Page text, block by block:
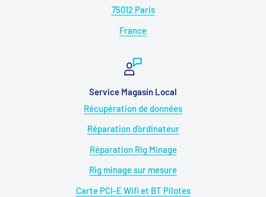
75012 Paris
France
Service Magasin Local
Récupération de données
Réparation d'ordinateur
Réparation Rig Minage
Rig minage sur mesure
Carte PCI-E Wifi et BT Pilotes